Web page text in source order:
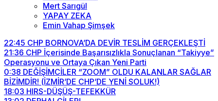
Mert Sarıgül
YAPAY ZEKA
Emin Vahap Şimşek
22:45 CHP BORNOVA’DA DEVİR TESLİM GERÇEKLEŞTİ
21:36 CHP İçerisinde Başarısızlıkla Sonuçlanan “Takiyye”
Operasyonu ve Ortaya Çıkan Yeni Parti
0:38 DEĞİŞİMCİLER “ZOOM” OLDU KALANLAR SAĞLAR
BİZİMDİR! (İZMİR’DE CHP’DE YENİ SOLUK!)
18:03 HIRS-DÜŞÜŞ-TEFEKKÜR